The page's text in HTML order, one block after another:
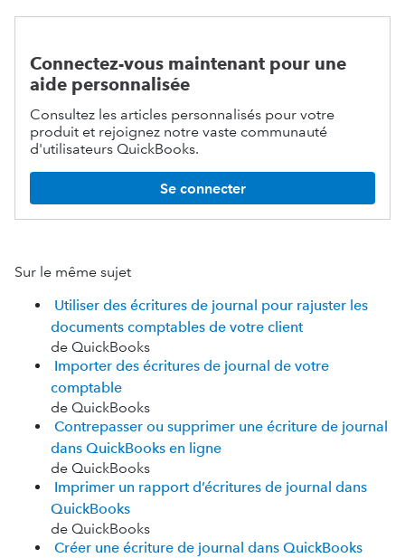
Connectez-vous maintenant pour une
aide personnalisée
Consultez les articles personnalisés pour votre
produit et rejoignez notre vaste communauté
d'utilisateurs QuickBooks.
Se connecter
Sur le même sujet
Utiliser des écritures de journal pour rajuster les
documents comptables de votre client
de QuickBooks
Importer des écritures de journal de votre
comptable
de QuickBooks
Contrepasser ou supprimer une écriture de journal
dans QuickBooks en ligne
de QuickBooks
Imprimer un rapport d’écritures de journal dans
QuickBooks
de QuickBooks
Créer une écriture de journal dans QuickBooks